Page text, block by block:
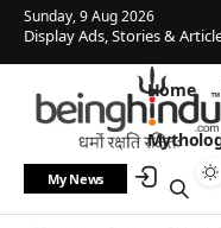
Sunday, 9 Aug 2026
Display Ads, Stories &
Home
My News